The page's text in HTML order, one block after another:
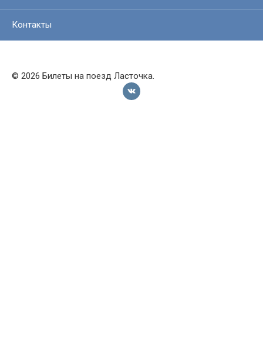
Контакты
© 2026 Билеты на поезд Ласточка.